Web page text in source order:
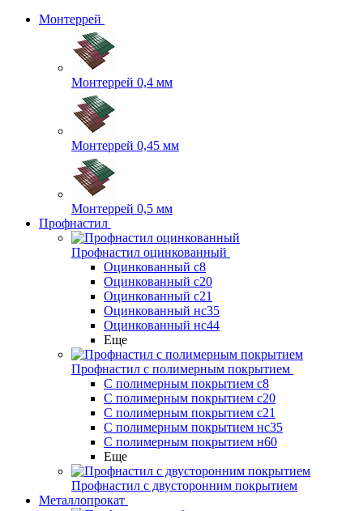
Монтеррей
Монтеррей 0,4 мм
Монтеррей 0,45 мм
Монтеррей 0,5 мм
Профнастил
Профнастил оцинкованный
Оцинкованный с8
Оцинкованный с20
Оцинкованный с21
Оцинкованный нс35
Оцинкованный нс44
Еще
Профнастил с полимерным покрытием
С полимерным покрытием с8
С полимерным покрытием с20
С полимерным покрытием с21
С полимерным покрытием нс35
С полимерным покрытием н60
Еще
Профнастил с двусторонним покрытием
Металлопрокат